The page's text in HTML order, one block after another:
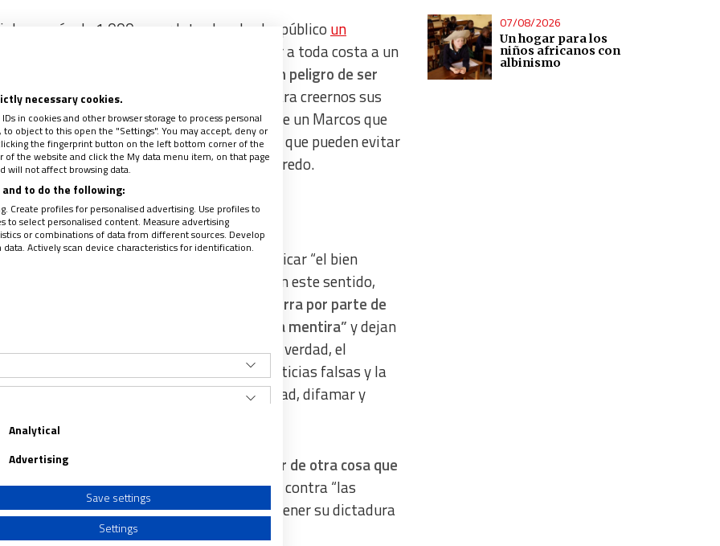
que más de 1.000 sacerdotes han hecho público un
urnas a Robredo. Y todo con tal de evitar a toda costa a un
alertan de que “
nuestro país está en peligro de ser
. (…) ¿Seremos tan crédulos como para creernos sus
para que no se diversifique el voto ante un Marcos que
claro que, “de todas las candidaturas que pueden evitar
el potencial” de la encabezada por Robredo.
que, en otro comunicado, pide edificar “el bien
para hacer lo correcto y evitar el mal”. En este sentido,
la transparencia.
Lo que no ven que ocurra por parte de
de trolls que siembran el virus de la mentira”y dejan
la represión, el abuso de la verdad, el
o su negación), la proliferación de noticias falsas y la
la opinión de la gente para ocultar la verdad, difamar y
enfatizan que “no estamos a favor de otra cosa que
ejercicio de memoria histórica y advierten contra “las
Marcial” impulsada por Marcos para sostener su dictadura
07/08/2026
Un hogar para los
niños africanos con
albinismo
necessary cookies.
in cookies and other browser storage to process personal
object to this open the "Settings". You may accept, deny or
the fingerprint button on the left bottom corner of the
the website and click the My data menu item, on that page
will not affect browsing data.
to do the following:
Create profiles for personalised advertising. Use profiles to
to select personalised content. Measure advertising
or combinations of data from different sources. Develop
Actively scan device characteristics for identification.
Analytical
Advertising
Save settings
Settings